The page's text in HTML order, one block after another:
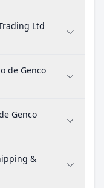
Ltd
de Genco
Genco
&